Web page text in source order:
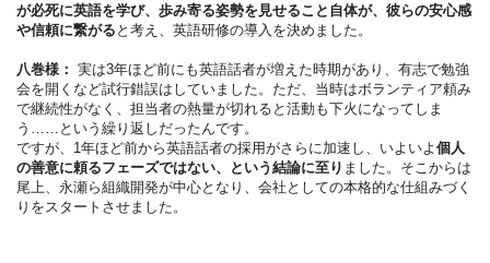
が必死に英語を学び、歩み寄る姿勢を見せること自体が、彼らの安心感
や信頼に繋がる と考え、英語研修の導入を決めました。
八巻様： 実は3年ほど前にも英語話者が増えた時期があり、有志で勉強
会を開くなど試行錯誤はしていました。ただ、当時はボランティア頼み
で継続性がなく、担当者の熱量が切れると活動も下火になってしま
う……という繰り返しだったんです。
ですが、1年ほど前から英語話者の採用がさらに加速し、いよいよ 個人
の善意に頼るフェーズではない、という結論に至り ました。そこからは
尾上、永瀬ら組織開発が中心となり、会社としての本格的な仕組みづく
りをスタートさせました。